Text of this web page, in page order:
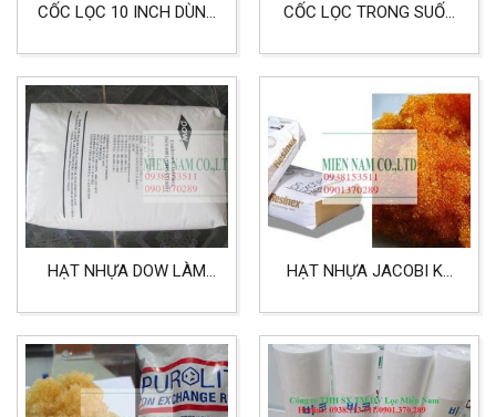
CỐC LỌC 10 INCH DÙNG
ĐÌNH
CỐC LỌC TRONG SUỐT
LỌC NƯỚC ĂN UỐNG
ĐẦU RA VÀO 27
HẠT NHỰA DOW LÀM
NƯỚC SẢN XUẤT
HẠT NHỰA JACOBI K8